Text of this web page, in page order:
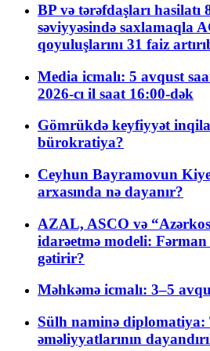
BP və tərəfdaşları
səviyyəsində saxlamaqla
qoyuluşlarını 31 faiz
Media icmalı: 5 avqust
2026-cı il saat 16:00-dək
Gömrükdə keyfiyyət
bürokratiya?
Ceyhun Bayramovun
arxasında nə dayanır?
AZAL, ASCO və
idarəetmə modeli:
gətirir?
Məhkəmə icmalı: 3–5
Sülh naminə diplomatiya:
əməliyyatlarının